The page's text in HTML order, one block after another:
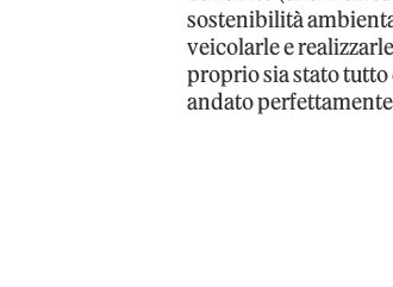
sostenibilità
veicolarle e
proprio sia stato tutto
andato